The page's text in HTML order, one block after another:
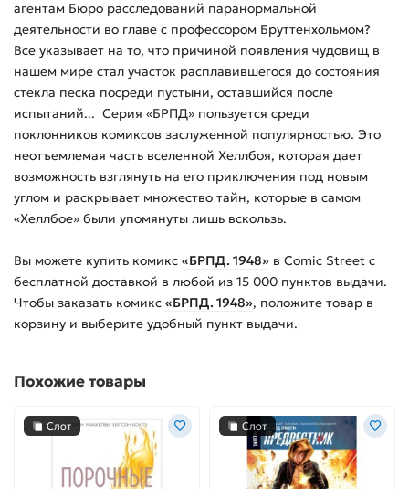
агентам Бюро расследований паранормальной
деятельности во главе с профессором Бруттенхольмом?
Все указывает на то, что причиной появления чудовищ в
нашем мире стал участок расплавившегося до состояния
стекла песка посреди пустыни, оставшийся после
испытаний... Серия «БРПД» пользуется среди
поклонников комиксов заслуженной популярностью. Это
неотъемлемая часть вселенной Хеллбоя, которая дает
возможность взглянуть на его приключения под новым
углом и раскрывает множество тайн, которые в самом
«Хеллбое» были упомянуты лишь вскользь.
Вы можете купить комикс «БРПД. 1948» в Comic Street с
бесплатной доставкой в любой из 15 000 пунктов выдачи.
Чтобы заказать комикс «БРПД. 1948», положите товар в
корзину и выберите удобный пункт выдачи.
Похожие товары
Слот Слот